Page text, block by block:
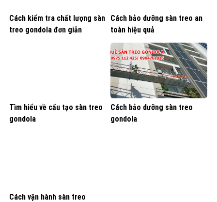
Cách kiểm tra chất lượng sàn
treo gondola đơn giản
Cách bảo dưỡng sàn treo an
toàn hiệu quả
Tìm hiểu về cấu tạo sàn treo
gondola
Cách bảo dưỡng sàn treo
gondola
Cách vận hành sàn treo